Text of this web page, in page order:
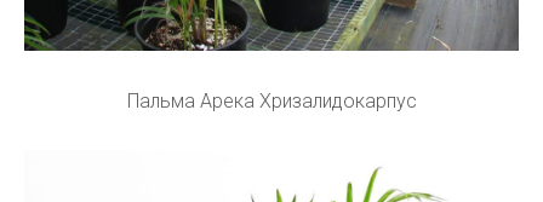
Пальма Арека Хризалидокарпус